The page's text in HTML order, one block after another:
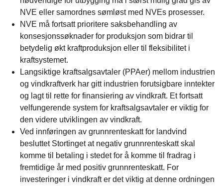
NVE eller samordnes sømløst med NVEs prosesser.
NVE må fortsatt prioritere saksbehandling av
konsesjonssøknader for produksjon som bidrar til
betydelig økt kraftproduksjon eller til fleksibilitet i
kraftsystemet.
Langsiktige kraftsalgsavtaler (PPAer) mellom industrien
og vindkraftverk har gitt industrien forutsigbare inntekter
og lagt til rette for finansiering av vindkraft. Et fortsatt
velfungerende system for kraftsalgsavtaler er viktig for
den videre utviklingen av vindkraft.
Ved innføringen av grunnrenteskatt for landvind
besluttet Stortinget at negativ grunnrenteskatt skal
komme til betaling i stedet for å komme til fradrag i
fremtidige år med positiv grunnrenteskatt. For
investeringer i vindkraft er det viktig at denne ordningen